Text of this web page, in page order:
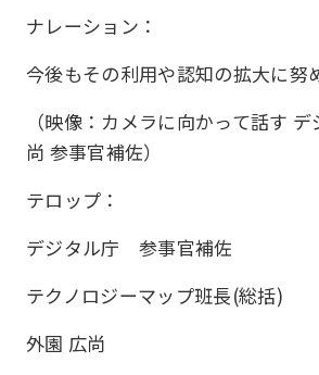
ナレーション：
今後もその利用や認知の拡大に努
（映像：カメラに向かって話す
尚 参事官補佐）
テロップ：
デジタル庁 参事官補佐
テクノロジーマップ班長(総括)
外園 広尚